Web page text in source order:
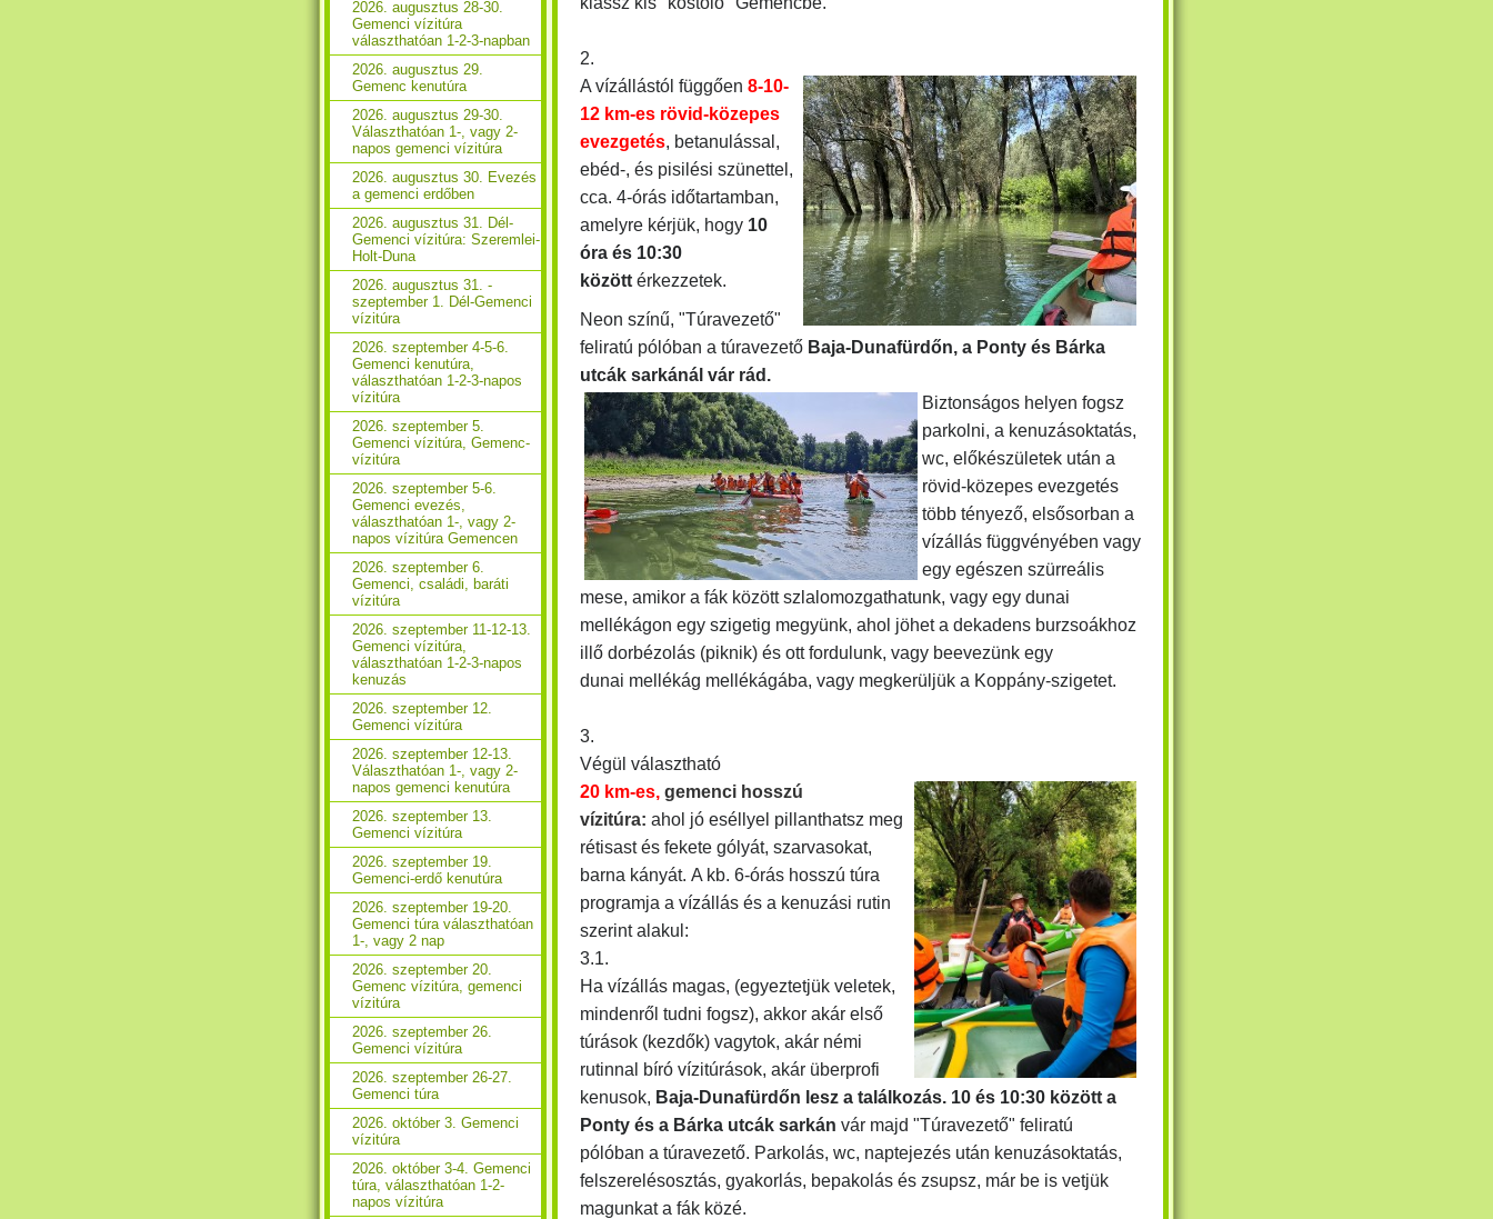
2.
A vízállástól függően 8-10-
12 km-es rövid-közepes
evezgetés, betanulással,
ebéd-, és pisilési szünettel,
cca. 4-órás időtartamban,
amelyre kérjük, hogy 10
óra és 10:30
között érkezzetek.
Neon színű, "Túravezető"
feliratú pólóban a túravezető Baja-Dunafürdőn, a Ponty és Bárka
utcák sarkánál vár rád.
Biztonságos helyen fogsz
parkolni, a kenuzásoktatás,
wc, előkészületek után a
rövid-közepes evezgetés
több tényező, elsősorban a
vízállás függvényében vagy
egy egészen szürreális
mese, amikor a fák között szlalomozgathatunk, vagy egy dunai
mellékágon egy szigetig megyünk, ahol jöhet a dekadens burzsoákhoz
illő dorbézolás (piknik) és ott fordulunk, vagy beevezünk egy
dunai mellékág mellékágába, vagy megkerüljük a Koppány-szigetet.
3.
Végül választható
20 km-es, gemenci hosszú
vízitúra: ahol jó eséllyel pillanthatsz meg
rétisast és fekete gólyát, szarvasokat,
barna kányát. A kb. 6-órás hosszú túra
programja a vízállás és a kenuzási rutin
szerint alakul:
3.1.
Ha vízállás magas, (egyeztetjük veletek,
mindenről tudni fogsz), akkor akár első
túrások (kezdők) vagytok, akár némi
rutinnal bíró vízitúrások, akár überprofi
kenusok, Baja-Dunafürdőn lesz a találkozás. 10 és 10:30 között a
Ponty és a Bárka utcák sarkán vár majd "Túravezető" feliratú
pólóban a túravezető. Parkolás, wc, naptejezés után kenuzásoktatás,
felszerelésosztás, gyakorlás, bepakolás és zsupsz, már be is vetjük
magunkat a fák közé.
2026. augusztus 28-30.
Gemenci vízitúra
választhatóan 1-2-3-napban
2026. augusztus 29.
Gemenc kenutúra
2026. augusztus 29-30.
Választhatóan 1-, vagy 2-
napos gemenci vízitúra
2026. augusztus 30. Evezés
a gemenci erdőben
2026. augusztus 31. Dél-
Gemenci vízitúra: Szeremlei-
Holt-Duna
2026. augusztus 31. -
szeptember 1. Dél-Gemenci
vízitúra
2026. szeptember 4-5-6.
Gemenci kenutúra,
választhatóan 1-2-3-napos
vízitúra
2026. szeptember 5.
Gemenci vízitúra, Gemenc-
vízitúra
2026. szeptember 5-6.
Gemenci evezés,
választhatóan 1-, vagy 2-
napos vízitúra Gemencen
2026. szeptember 6.
Gemenci, családi, baráti
vízitúra
2026. szeptember 11-12-13.
Gemenci vízitúra,
választhatóan 1-2-3-napos
kenuzás
2026. szeptember 12.
Gemenci vízitúra
2026. szeptember 12-13.
Választhatóan 1-, vagy 2-
napos gemenci kenutúra
2026. szeptember 13.
Gemenci vízitúra
2026. szeptember 19.
Gemenci-erdő kenutúra
2026. szeptember 19-20.
Gemenci túra választhatóan
1-, vagy 2 nap
2026. szeptember 20.
Gemenc vízitúra, gemenci
vízitúra
2026. szeptember 26.
Gemenci vízitúra
2026. szeptember 26-27.
Gemenci túra
2026. október 3. Gemenci
vízitúra
2026. október 3-4. Gemenci
túra, választhatóan 1-2-
napos vízitúra